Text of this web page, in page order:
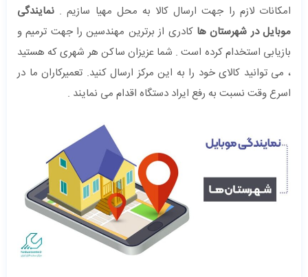
امکانات لازم را جهت ارسال کالا به محل مهیا سازیم . نمایندگی
موبایل در شهرستان ها کادری از برترین مهندسین را جهت ترمیم و
بازیابی استخدام کرده است . شما عزیزان ساکن هر شهری که هستید
، می توانید کالای خود را به این مرکز ارسال کنید. تعمیرکاران ما در
اسرع وقت نسبت به رفع ایراد دستگاه اقدام می نمایند .